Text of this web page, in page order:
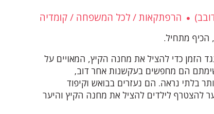
הרפתקאות לכל המשפחה קומדיה
הכיף מתחיל.
הזמן כדי להציל את מחנה הקיץ, המאויים על
הם מחפשים בעקשנות אחר דוב,
בלתי נראה. הם נעזרים בבואש וקיפוד
להצטרף לילדים להציל את מחנה הקיץ והיער